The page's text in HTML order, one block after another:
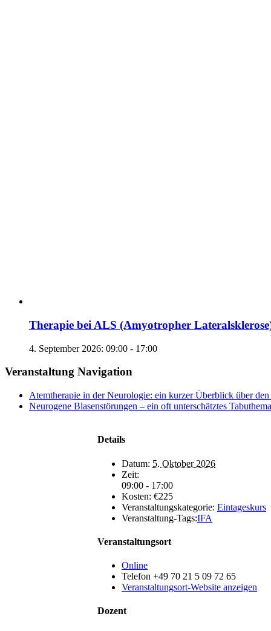
Therapie bei ALS (Amyotropher
4. September 2026: 09:00 - 17:00
Veranstaltung Navigation
Atemtherapie in der Neurologie: ein kurzer Überblick über
Neurogene Blasenstörungen – ein oft unterschätztes Tabuthema
Details
Datum: 5. Oktober 2026
Zeit:
09:00 - 17:00
Kosten: €225
Veranstaltungskategorie: Eintageskurs
Veranstaltung-Tags:IFA
Veranstaltungsort
Online
Telefon +49 70 21 5 09 72 65
Veranstaltungsort-Website anzeigen
Dozent